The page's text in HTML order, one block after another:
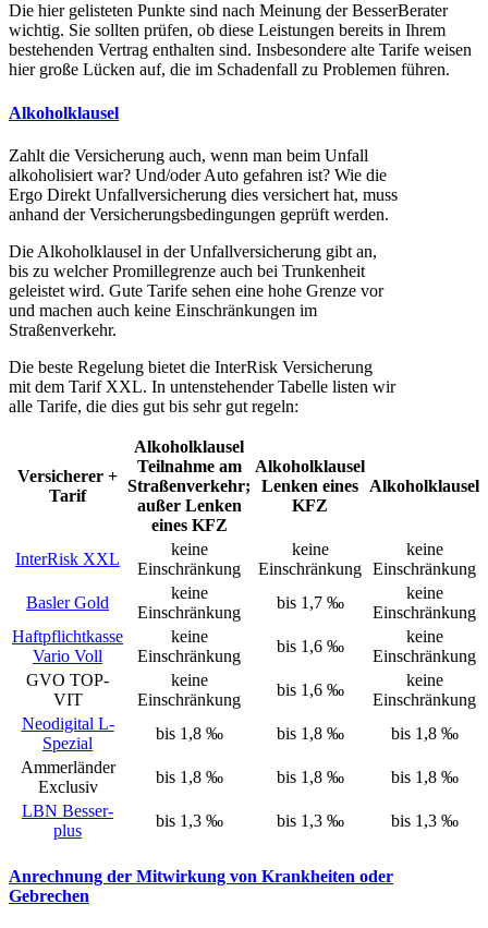
Die hier gelisteten Punkte sind nach Meinung der BesserBerater
wichtig. Sie sollten prüfen, ob diese Leistungen bereits in Ihrem
bestehenden Vertrag enthalten sind. Insbesondere alte Tarife weisen
hier große Lücken auf, die im Schadenfall zu Problemen führen.
Alkoholklausel
Zahlt die Versicherung auch, wenn man beim Unfall
alkoholisiert war? Und/oder Auto gefahren ist? Wie die
Ergo Direkt Unfallversicherung dies versichert hat, muss
anhand der Versicherungsbedingungen geprüft werden.
Die Alkoholklausel in der Unfallversicherung gibt an,
bis zu welcher Promillegrenze auch bei Trunkenheit
geleistet wird. Gute Tarife sehen eine hohe Grenze vor
und machen auch keine Einschränkungen im
Straßenverkehr.
Die beste Regelung bietet die InterRisk Versicherung
mit dem Tarif XXL. In untenstehender Tabelle listen wir
alle Tarife, die dies gut bis sehr gut regeln:
Versicherer +
Tarif
Alkoholklausel
Teilnahme am
Straßenverkehr;
außer Lenken
eines KFZ
Alkoholklausel
Lenken eines
KFZ
Alkoholklausel
InterRisk XXL
keine
Einschränkung
keine
Einschränkung
keine
Einschränkung
Basler Gold
keine
Einschränkung
bis 1,7 ‰
keine
Einschränkung
Haftpflichtkasse
Vario Voll
keine
Einschränkung
bis 1,6 ‰
keine
Einschränkung
GVO TOP-
VIT
keine
Einschränkung
bis 1,6 ‰
keine
Einschränkung
Neodigital L-
Spezial
bis 1,8 ‰ bis 1,8 ‰
bis 1,8 ‰
Ammerländer
Exclusiv
bis 1,8 ‰ bis 1,8 ‰
bis 1,8 ‰
LBN Besser-
plus
bis 1,3 ‰ bis 1,3 ‰ bis 1,3 ‰
Anrechnung der Mitwirkung von Krankheiten oder
Gebrechen